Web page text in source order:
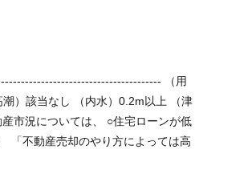
）該当なし （内水）0.2m以上 （津